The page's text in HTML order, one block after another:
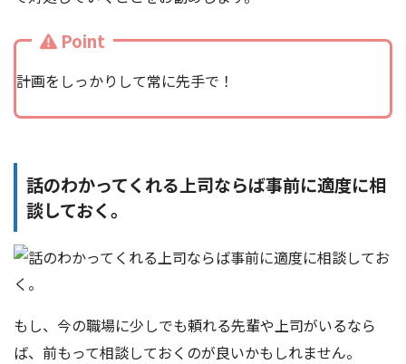
Point
計画をしっかりして常に先手で！
話のわかってくれる上司ならば事前に適度に相
談しておく。
もし、今の職場に少しでも頼れる先輩や上司がいるなら
ば、前もって相談しておくのが良いかもしれません。